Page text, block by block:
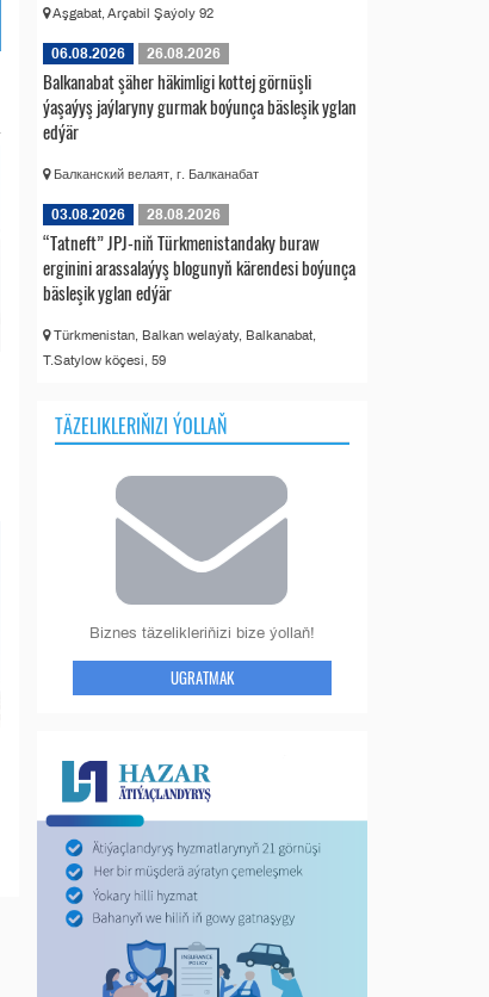
Aşgabat, Arçabil Şaýoly 92
06.08.2026 26.08.2026
Balkanabat şäher häkimligi kottej görnüşli
ýaşaýyş jaýlaryny gurmak boýunça bäsleşik yglan
edýär
Балканский велаят, г. Балканабат
03.08.2026 28.08.2026
“Tatneft” JPJ-niň Türkmenistandaky buraw
erginini arassalaýyş blogunyň kärendesi boýunça
bäsleşik yglan edýär
Türkmenistan, Balkan welaýaty, Balkanabat,
T.Satylow köçesi, 59
TÄZELIKLERIŇIZI ÝOLLAŇ
Biznes täzelikleriňizi bize ýollaň!
UGRATMAK